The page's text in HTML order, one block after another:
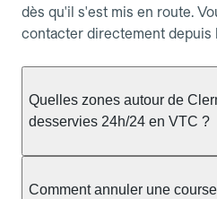
dès qu'il s'est mis en route.
contacter directement depuis
Quelles zones autour de
desservies 24h/24 en VTC ?
et les communes voisines :
Comment annuler une